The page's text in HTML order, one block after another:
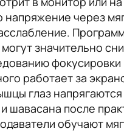
через
значительно
работает за
глаз
шавасана после
обучают